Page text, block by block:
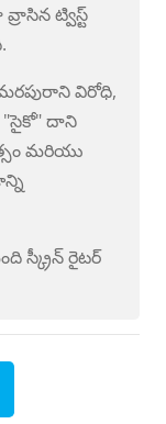
ట్విస్ట్
విరోధి,
"సైకో" దాని
మరియు
స్క్రీన్ రైటర్